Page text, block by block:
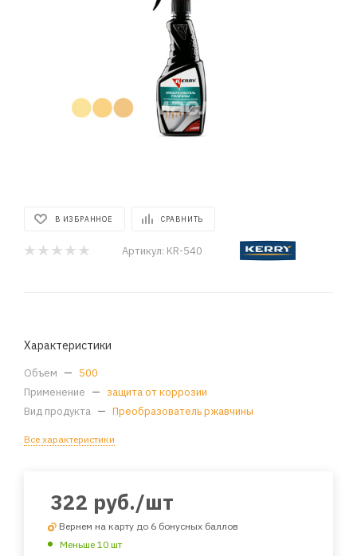
В ИЗБРАННОЕ СРАВНИТЬ
Артикул: KR-540
Характеристики
Объем — 500
Применение — защита от коррозии
Вид продукта — Преобразователь ржавчины
Все характеристики
322 руб./шт
Вернем на карту до 6 бонусных баллов
Меньше 10 шт